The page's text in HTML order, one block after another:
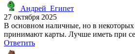
Андрей_Египет
27 октября 2025
В основном наличные, но в
принимают карты. Лучше иметь при
Ответить